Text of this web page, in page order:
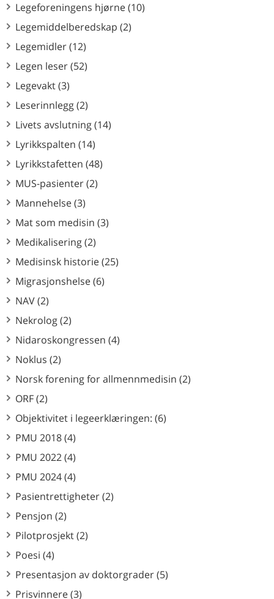
Legeforeningens hjørne (10)
Legemiddelberedskap (2)
Legemidler (12)
Legen leser (52)
Legevakt (3)
Leserinnlegg (2)
Livets avslutning (14)
Lyrikkspalten (14)
Lyrikkstafetten (48)
MUS-pasienter (2)
Mannehelse (3)
Mat som medisin (3)
Medikalisering (2)
Medisinsk historie (25)
Migrasjonshelse (6)
NAV (2)
Nekrolog (2)
Nidaroskongressen (4)
Noklus (2)
Norsk forening for allmennmedisin (2)
ORF (2)
Objektivitet i legeerklæringen: (6)
PMU 2018 (4)
PMU 2022 (4)
PMU 2024 (4)
Pasientrettigheter (2)
Pensjon (2)
Pilotprosjekt (2)
Poesi (4)
Presentasjon av doktorgrader (5)
Prisvinnere (3)